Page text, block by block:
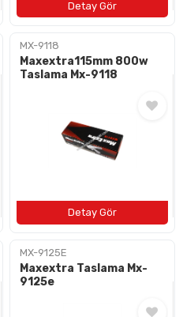
MX-9118
Maxextra115mm 800w
Taslama Mx-9118
MX-9125E
Maxextra Taslama Mx-
9125e